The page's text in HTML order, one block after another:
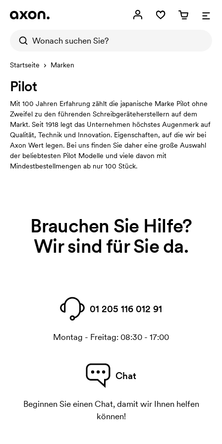
Startseite Marken
Pilot
Mit 100 Jahren Erfahrung zählt die japanische Marke Pilot ohne
Zweifel zu den führenden Schreibgeräteherstellern auf dem
Markt. Seit 1918 legt das Unternehmen höchstes Augenmerk auf
Qualität, Technik und Innovation. Eigenschaften, auf die wir bei
Axon Wert legen. Bei uns finden Sie daher eine große Auswahl
der beliebtesten Pilot Modelle und viele davon mit
Mindestbestellmengen ab nur 100 Stück.
Brauchen Sie Hilfe?
Wir sind für Sie da.
01 205 116 012 91
Montag - Freitag: 08:30 - 17:00
Chat
Beginnen Sie einen Chat, damit wir Ihnen helfen
können!